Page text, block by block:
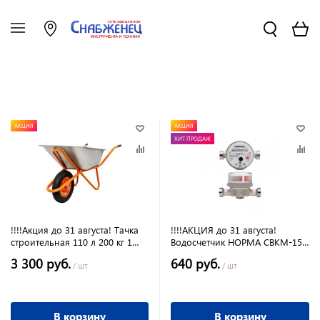
АКЦИЯ
!!!!Акция до 31 августа! Тачка
строительная 110 л 200 кг 1
16"4,00*8 12 мм
3 300 руб. / шт
В корзину
АКЦИЯ
ХИТ ПРОДАЖ
!!!!АКЦИЯ до 31 августа!
Водосчетчик НОРМА СВКМ-15У
без комплекта присоединения)
640 руб. / шт
В корзину